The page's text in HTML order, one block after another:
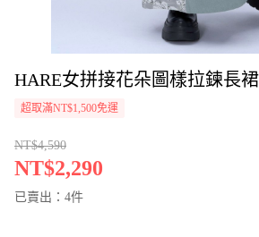
HARE女拼接花朵圖樣拉鍊長
超取滿NT$1,500免運
NT$4,590
NT$2,290
已賣出：4件